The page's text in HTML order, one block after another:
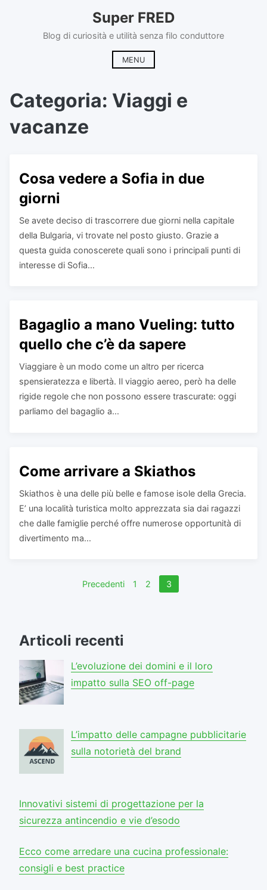
Super FRED
Blog di curiosità e utilità senza filo conduttore
MENU
Categoria: Viaggi e
vacanze
Cosa vedere a Sofia in due
giorni
Se avete deciso di trascorrere due giorni nella capitale
della Bulgaria, vi trovate nel posto giusto. Grazie a
questa guida conoscerete quali sono i principali punti di
interesse di Sofia...
Bagaglio a mano Vueling: tutto
quello che c’è da sapere
Viaggiare è un modo come un altro per ricerca
spensieratezza e libertà. Il viaggio aereo, però ha delle
rigide regole che non possono essere trascurate: oggi
parliamo del bagaglio a...
Come arrivare a Skiathos
Skiathos è una delle più belle e famose isole della Grecia.
E’ una località turistica molto apprezzata sia dai ragazzi
che dalle famiglie perché offre numerose opportunità di
divertimento ma...
NavigazionePrecedenti 1 2 3
Articoli recenti
L’evoluzione dei domini e il loro
impatto sulla SEO off-page
L’impatto delle campagne pubblicitarie
sulla notorietà del brand
Innovativi sistemi di progettazione per la
sicurezza antincendio e vie d’esodo
Ecco come arredare una cucina professionale:
consigli e best practice